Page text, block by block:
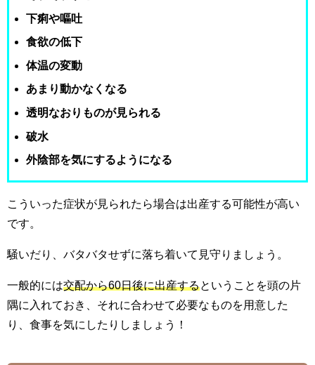
下痢や嘔吐
食欲の低下
体温の変動
あまり動かなくなる
透明なおりものが見られる
破水
外陰部を気にするようになる
こういった症状が見られたら場合は出産する可能性が高い
です。
騒いだり、バタバタせずに落ち着いて見守りましょう。
一般的には交配から60日後に出産するということを頭の片
隅に入れておき、それに合わせて必要なものを用意した
り、食事を気にしたりしましょう！